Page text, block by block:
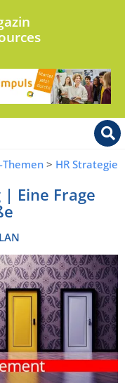
Themen > HR Strategie
Eine Frage